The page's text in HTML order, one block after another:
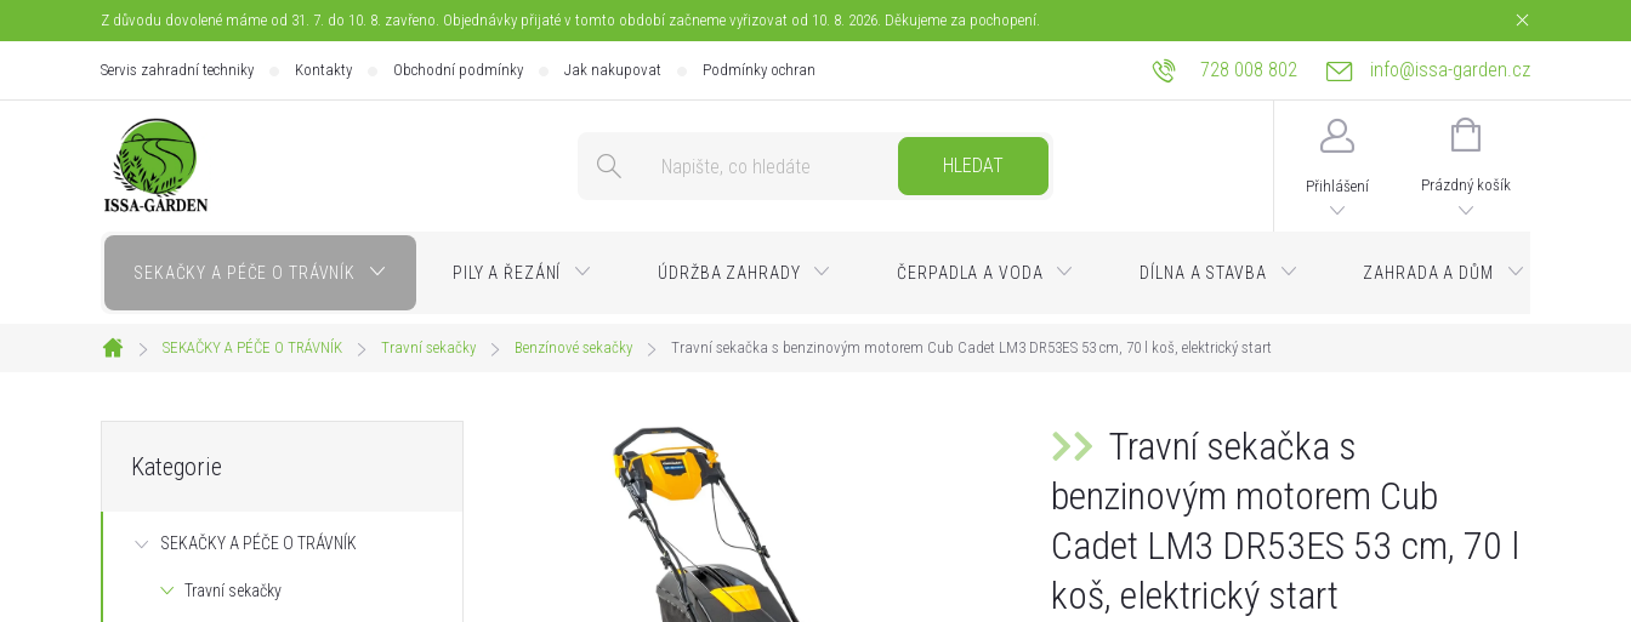
na
Z důvodu dovolené máme od 31. 7. do 10. 8. zavřeno. Objednávky přijaté v tomto období začneme vyřizovat od 10. 8. 2026. Děkujeme za pochopení.
728 008 802 info@issa-garden.cz
Servis zahradní techniky Kontakty Obchodní podmínky Jak nakupovat Podmínky ochrany osobních údajů Reklamace a práva z vadného plnění Bagrování a zemní práce
HLEDAT
Přihlášení
NÁKUPNÍ
Prázdný košík
SEKAČKY A PÉČE O TRÁVNÍK PILY A ŘEZÁNÍ ÚDRŽBA ZAHRADY ČERPADLA A VODA DÍLNA A STAVBA ZAHRADA A DŮM
Domů
SEKAČKY A PÉČE O TRÁVNÍK Travní sekačky Benzínové sekačky Travní sekačka s benzinovým motorem Cub Cadet LM3 DR53ES 53 cm, 70 l koš, elektrický start
o
kategorie
Kategorie
SEKAČKY A PÉČE O TRÁVNÍK
Travní sekačky
Travní sekačka s
benzinovým motorem Cub
Cadet LM3 DR53ES 53 cm, 70 l
koš, elektrický start